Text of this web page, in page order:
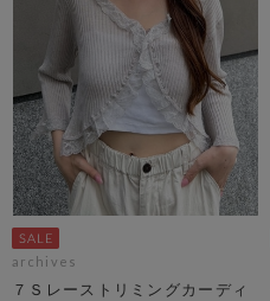
archives
７Ｓレーストリミングカーディ